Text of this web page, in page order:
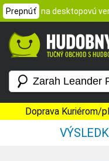
Prepnúť na desktopovú
Doprava Kuriérom/